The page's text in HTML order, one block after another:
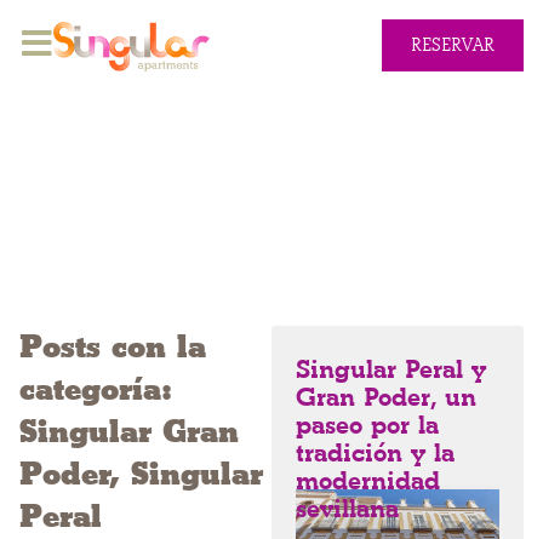
RESERVAR
Posts con la
categoría:
Singular Gran
Poder, Singular
Peral
Singular Peral y
Gran Poder, un
paseo por la
tradición y la
modernidad
sevillana